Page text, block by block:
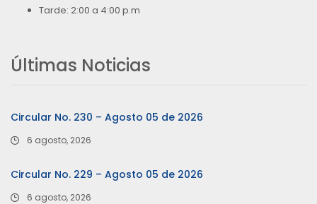
Tarde: 2:00 a 4:00 p.m
Últimas Noticias
Circular No. 230 – Agosto 05 de 2026
6 agosto, 2026
Circular No. 229 – Agosto 05 de 2026
6 agosto, 2026